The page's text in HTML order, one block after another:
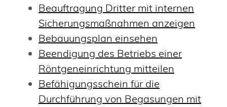
Beauftragung Dritter mit internen
Sicherungsmaßnahmen anzeigen
Bebauungsplan einsehen
Beendigung des Betriebs einer
Röntgeneinrichtung mitteilen
Befähigungsschein für die
Durchführung von Begasungen mit